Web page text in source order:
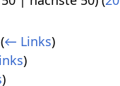
(← Links)
)
)